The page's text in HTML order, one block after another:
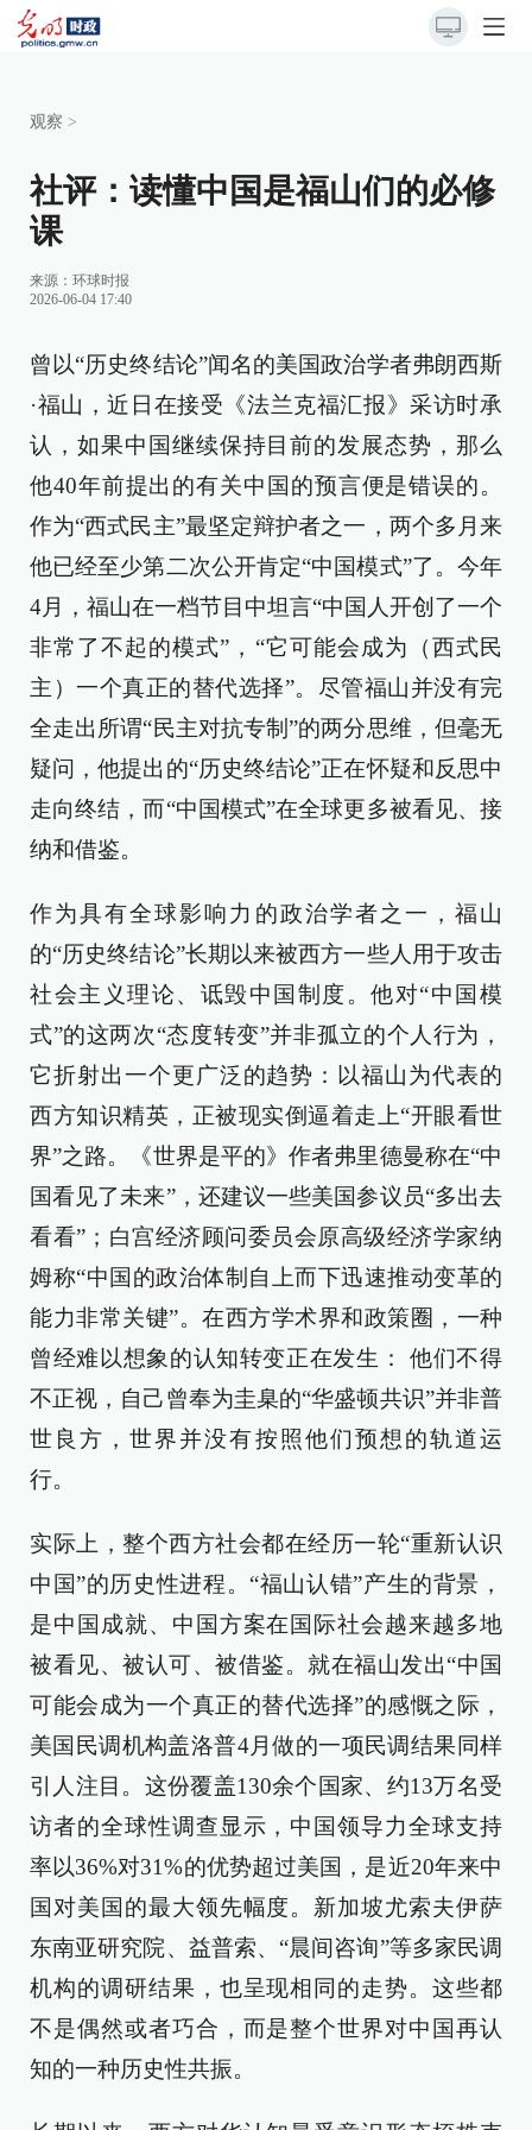
观察 >
社评：读懂中国是福山们的必修
课
来源： 环球时报
2026-06-04 17:40
曾以“历史终结论”闻名的美国政治学者弗朗西斯
·福山，近日在接受《法兰克福汇报》采访时承
认，如果中国继续保持目前的发展态势，那么
他40年前提出的有关中国的预言便是错误的。
作为“西式民主”最坚定辩护者之一，两个多月来
他已经至少第二次公开肯定“中国模式”了。今年
4月，福山在一档节目中坦言“中国人开创了一个
非常了不起的模式”，“它可能会成为（西式民
主）一个真正的替代选择”。尽管福山并没有完
全走出所谓“民主对抗专制”的两分思维，但毫无
疑问，他提出的“历史终结论”正在怀疑和反思中
走向终结，而“中国模式”在全球更多被看见、接
纳和借鉴。
作为具有全球影响力的政治学者之一，福山
的“历史终结论”长期以来被西方一些人用于攻击
社会主义理论、诋毁中国制度。他对“中国模
式”的这两次“态度转变”并非孤立的个人行为，
它折射出一个更广泛的趋势：以福山为代表的
西方知识精英，正被现实倒逼着走上“开眼看世
界”之路。《世界是平的》作者弗里德曼称在“中
国看见了未来”，还建议一些美国参议员“多出去
看看”；白宫经济顾问委员会原高级经济学家纳
姆称“中国的政治体制自上而下迅速推动变革的
能力非常关键”。在西方学术界和政策圈，一种
曾经难以想象的认知转变正在发生： 他们不得
不正视，自己曾奉为圭臬的“华盛顿共识”并非普
世良方，世界并没有按照他们预想的轨道运
行。
实际上，整个西方社会都在经历一轮“重新认识
中国”的历史性进程。“福山认错”产生的背景，
是中国成就、中国方案在国际社会越来越多地
被看见、被认可、被借鉴。就在福山发出“中国
可能会成为一个真正的替代选择”的感慨之际，
美国民调机构盖洛普4月做的一项民调结果同样
引人注目。这份覆盖130余个国家、约13万名受
访者的全球性调查显示，中国领导力全球支持
率以36%对31%的优势超过美国，是近20年来中
国对美国的最大领先幅度。新加坡尤索夫伊萨
东南亚研究院、益普索、“晨间咨询”等多家民调
机构的调研结果，也呈现相同的走势。这些都
不是偶然或者巧合，而是整个世界对中国再认
知的一种历史性共振。